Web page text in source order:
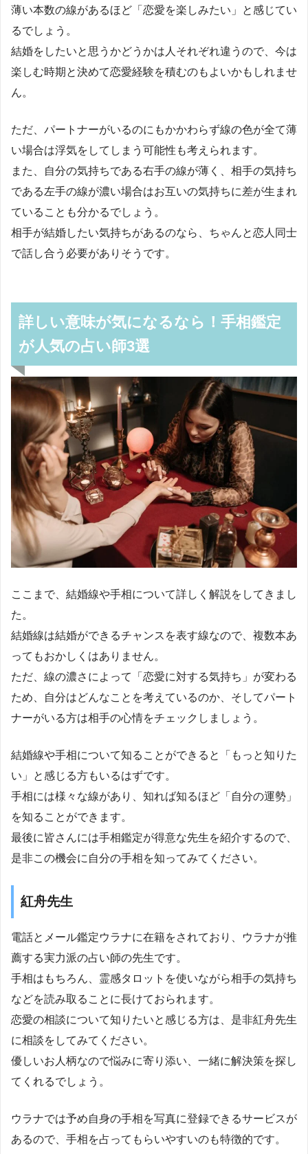
薄い本数の線があるほど「恋愛を楽しみたい」と感じてい
るでしょう。
結婚をしたいと思うかどうかは人それぞれ違うので、今は
楽しむ時期と決めて恋愛経験を積むのもよいかもしれませ
ん。
ただ、パートナーがいるのにもかかわらず線の色が全て薄
い場合は浮気をしてしまう可能性も考えられます。
また、自分の気持ちである右手の線が薄く、相手の気持ち
である左手の線が濃い場合はお互いの気持ちに差が生まれ
ていることも分かるでしょう。
相手が結婚したい気持ちがあるのなら、ちゃんと恋人同士
で話し合う必要がありそうです。
詳しい意味が気になるなら！手相鑑定
が人気の占い師3選
ここまで、結婚線や手相について詳しく解説をしてきまし
た。
結婚線は結婚ができるチャンスを表す線なので、複数本あ
ってもおかしくはありません。
ただ、線の濃さによって「恋愛に対する気持ち」が変わる
ため、自分はどんなことを考えているのか、そしてパート
ナーがいる方は相手の心情をチェックしましょう。
結婚線や手相について知ることができると「もっと知りた
い」と感じる方もいるはずです。
手相には様々な線があり、知れば知るほど「自分の運勢」
を知ることができます。
最後に皆さんには手相鑑定が得意な先生を紹介するので、
是非この機会に自分の手相を知ってみてください。
紅舟先生
電話とメール鑑定ウラナに在籍をされており、ウラナが推
薦する実力派の占い師の先生です。
手相はもちろん、霊感タロットを使いながら相手の気持ち
などを読み取ることに長けておられます。
恋愛の相談について知りたいと感じる方は、是非紅舟先生
に相談をしてみてください。
優しいお人柄なので悩みに寄り添い、一緒に解決策を探し
てくれるでしょう。
ウラナでは予め自身の手相を写真に登録できるサービスが
あるので、手相を占ってもらいやすいのも特徴的です。